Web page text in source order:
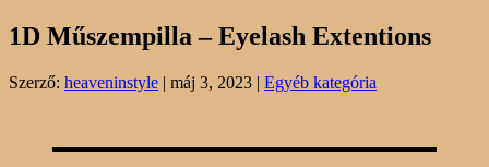
1D Műszempilla – Eyelash Extentions
Szerző: heaveninstyle | máj 3, 2023 | Egyéb kategória